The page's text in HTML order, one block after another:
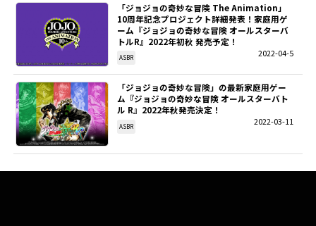
「ジョジョの奇妙な冒険 The Animation」
10周年記念プロジェクト詳細発表！家庭用ゲ
ーム『ジョジョの奇妙な冒険 オールスターバ
トルR』2022年初秋 発売予定！
2022-04-5
ASBR
「ジョジョの奇妙な冒険」の最新家庭用ゲー
ム『ジョジョの奇妙な冒険 オールスターバト
ル R』2022年秋発売決定！
2022-03-11
ASBR